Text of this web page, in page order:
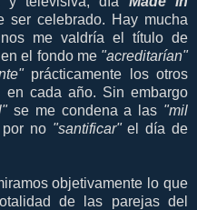
ser celebrado. Hay mucha
me valdría el título de
el fondo me "acreditarían"
prácticamente los otros
en cada año. Sin embargo
se me condena a las "mil
no "santificar"el día de
objetivamente lo que
de las parejas del